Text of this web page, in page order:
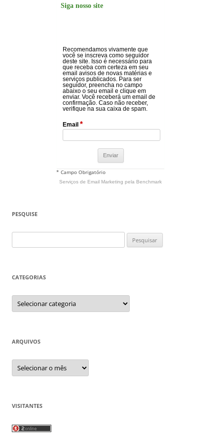
Siga nosso site
Recomendamos vivamente que
você se inscreva como seguidor
deste site. Isso é necessário para
que receba com certeza em seu
email avisos de novas matérias e
serviços publicados. Para ser
seguidor, preencha no campo
abaixo o seu email e clique em
enviar. Você receberá um email de
confirmação. Caso não receber,
verifique na sua caixa de spam.
Email *
* Campo Obrigatório
Serviços de Email Marketing pela Benchmark
PESQUISE
por:
CATEGORIAS
Categorias
ARQUIVOS
Arquivos
VISITANTES